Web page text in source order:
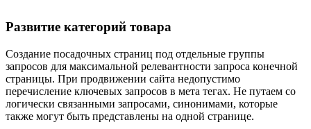
Развитие категорий товара
Создание посадочных страниц под отдельные группы
запросов для максимальной релевантности запроса конечной
страницы. При продвижении сайта недопустимо
перечисление ключевых запросов в мета тегах. Не путаем со
логически связанными запросами, синонимами, которые
также могут быть представлены на одной странице.